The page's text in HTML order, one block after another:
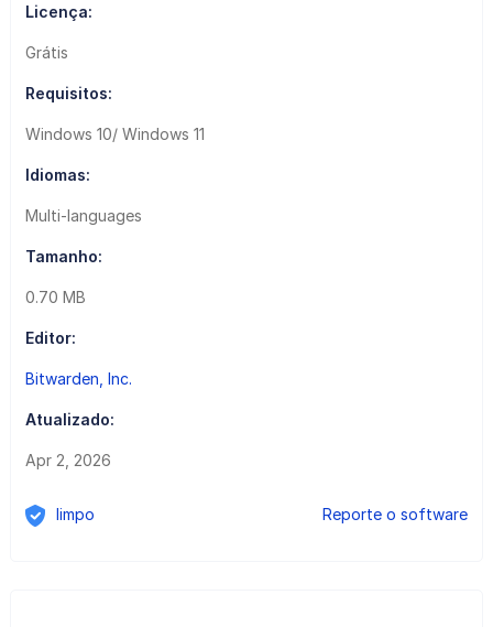
Licença:
Grátis
Requisitos:
Windows 10/ Windows 11
Idiomas:
Multi-languages
Tamanho:
0.70 MB
Editor:
Bitwarden, Inc.
Atualizado:
Apr 2, 2026
limpo Reporte o software